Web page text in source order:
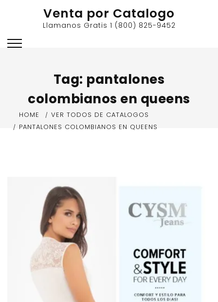
Venta por Catalogo
Llamanos Gratis 1 (800) 825-9452
Tag: pantalones
colombianos en queens
HOME
VER TODOS DE CATALOGOS
PANTALONES COLOMBIANOS EN QUEENS